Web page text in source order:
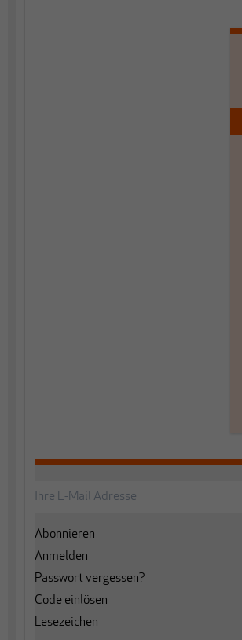
Abonnieren
Anmelden
Passwort vergessen?
Code einlösen
Lesezeichen